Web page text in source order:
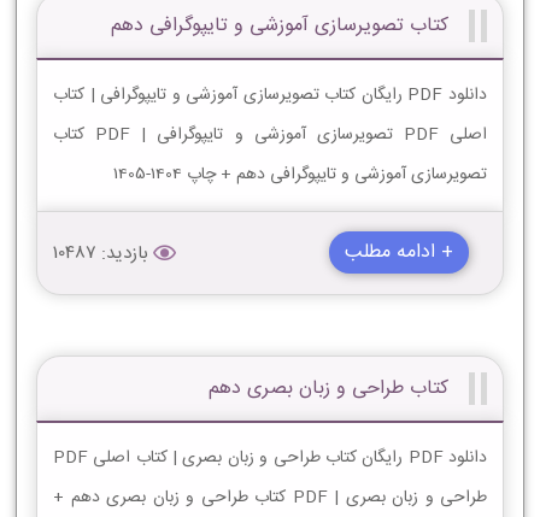
کتاب تصویرسازی آموزشی و تایپوگرافی دهم
دانلود PDF رایگان کتاب تصویرسازی آموزشی و تایپوگرافی | کتاب
اصلی PDF تصویرسازی آموزشی و تایپوگرافی | PDF کتاب
تصویرسازی آموزشی و تایپوگرافی دهم + چاپ 1404-1405
+ ادامه مطلب بازدید: 10487
کتاب طراحی و زبان بصری دهم
دانلود PDF رایگان کتاب طراحی و زبان بصری | کتاب اصلی PDF
طراحی و زبان بصری | PDF کتاب طراحی و زبان بصری دهم +